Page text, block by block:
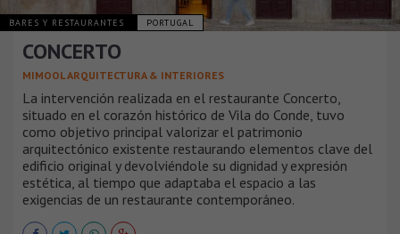
BARES Y RESTAURANTES PORTUGAL
CONCERTO
MIMOOL ARQUITECTURA & INTERIORES
La intervención realizada en el restaurante Concerto,
situado en el corazón histórico de Vila do Conde, tuvo
como objetivo principal valorizar el patrimonio
arquitectónico existente restaurando elementos clave del
edificio original y devolviéndole su dignidad y expresión
estética, al tiempo que adaptaba el espacio a las
exigencias de un restaurante contemporáneo.